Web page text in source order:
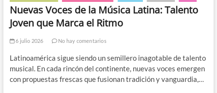
Nuevas Voces de la Música Latina: Talento
Joven que Marca el Ritmo
6 julio 2026 No hay comentarios
Latinoamérica sigue siendo un semillero inagotable de talento
musical. En cada rincón del continente, nuevas voces emergen
con propuestas frescas que fusionan tradición y vanguardia,…